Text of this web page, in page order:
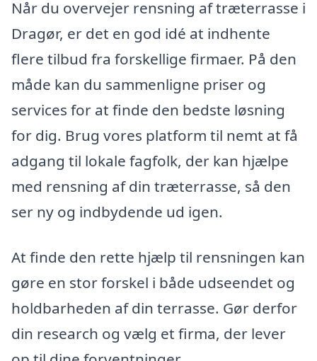
Når du overvejer rensning af træterrasse i
Dragør, er det en god idé at indhente
flere tilbud fra forskellige firmaer. På den
måde kan du sammenligne priser og
services for at finde den bedste løsning
for dig. Brug vores platform til nemt at få
adgang til lokale fagfolk, der kan hjælpe
med rensning af din træterrasse, så den
ser ny og indbydende ud igen.
At finde den rette hjælp til rensningen kan
gøre en stor forskel i både udseendet og
holdbarheden af din terrasse. Gør derfor
din research og vælg et firma, der lever